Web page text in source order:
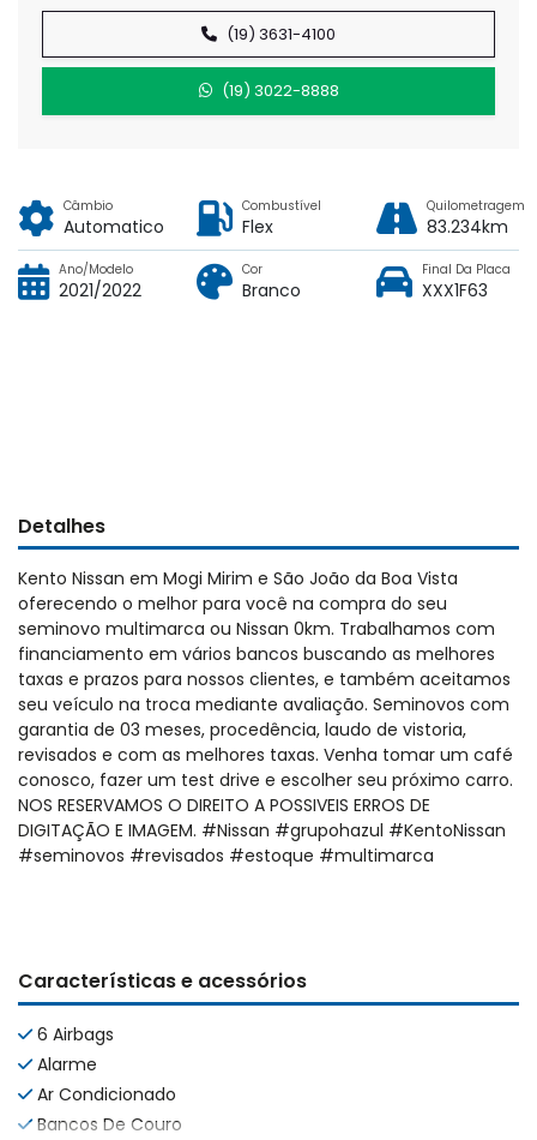
(19) 3631-4100
(19) 3022-8888
Câmbio
Automatico
Combustível
Flex
Quilometragem
83.234km
Ano/Modelo
2021/2022
Cor
Branco
Final Da Placa
XXX1F63
Detalhes
Kento Nissan em Mogi Mirim e São João da Boa Vista
oferecendo o melhor para você na compra do seu
seminovo multimarca ou Nissan 0km. Trabalhamos com
financiamento em vários bancos buscando as melhores
taxas e prazos para nossos clientes, e também aceitamos
seu veículo na troca mediante avaliação. Seminovos com
garantia de 03 meses, procedência, laudo de vistoria,
revisados e com as melhores taxas. Venha tomar um café
conosco, fazer um test drive e escolher seu próximo carro.
NOS RESERVAMOS O DIREITO A POSSIVEIS ERROS DE
DIGITAÇÃO E IMAGEM. #Nissan #grupohazul #KentoNissan
#seminovos #revisados #estoque #multimarca
Características e acessórios
6 Airbags
Alarme
Ar Condicionado
Bancos De Couro